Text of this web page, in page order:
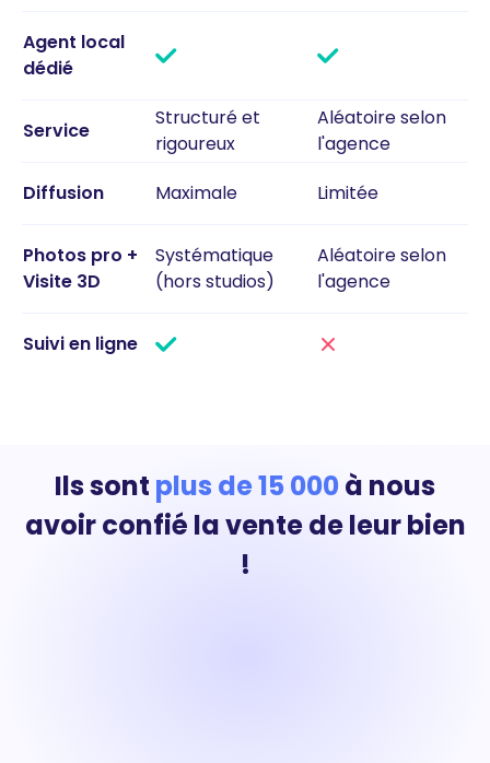
Agent local
dédié
Service
Structuré et
rigoureux
Aléatoire selon
l'agence
Diffusion
Maximale Limitée
Photos pro +
Visite 3D
Systématique
(hors studios)
Aléatoire selon
l'agence
Suivi en ligne
Ils sont plus de 15 000à nous
avoir confié la vente de leur bien
!